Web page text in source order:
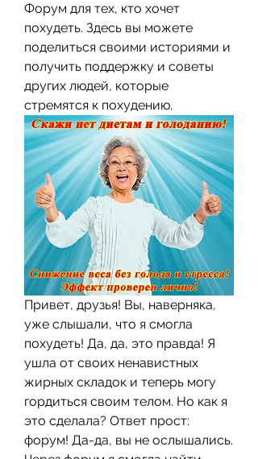
Форум для тех, кто хочет
похудеть. Здесь вы можете
поделиться своими историями и
получить поддержку и советы
других людей, которые
стремятся к похудению.
Привет, друзья! Вы, наверняка,
уже слышали, что я смогла
похудеть! Да, да, это правда! Я
ушла от своих ненавистных
жирных складок и теперь могу
гордиться своим телом. Но как я
это сделала? Ответ прост:
форум! Да-да, вы не ослышались.